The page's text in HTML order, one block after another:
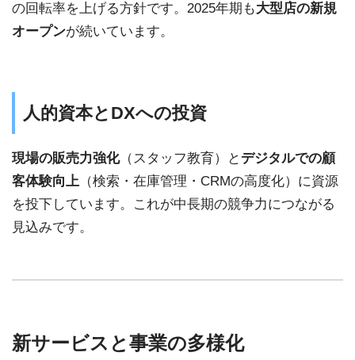
の回転率を上げる方針です。2025年期も大型店の新規
オープンが続いています。
人的資本とDXへの投資
現場の販売力強化（スタッフ教育）と デジタルでの顧
客体験向上 （検索・在庫管理・CRMの高度化）に資源
を投下しています。これが中長期の競争力につながる
見込みです。
新サービスと事業の多様化